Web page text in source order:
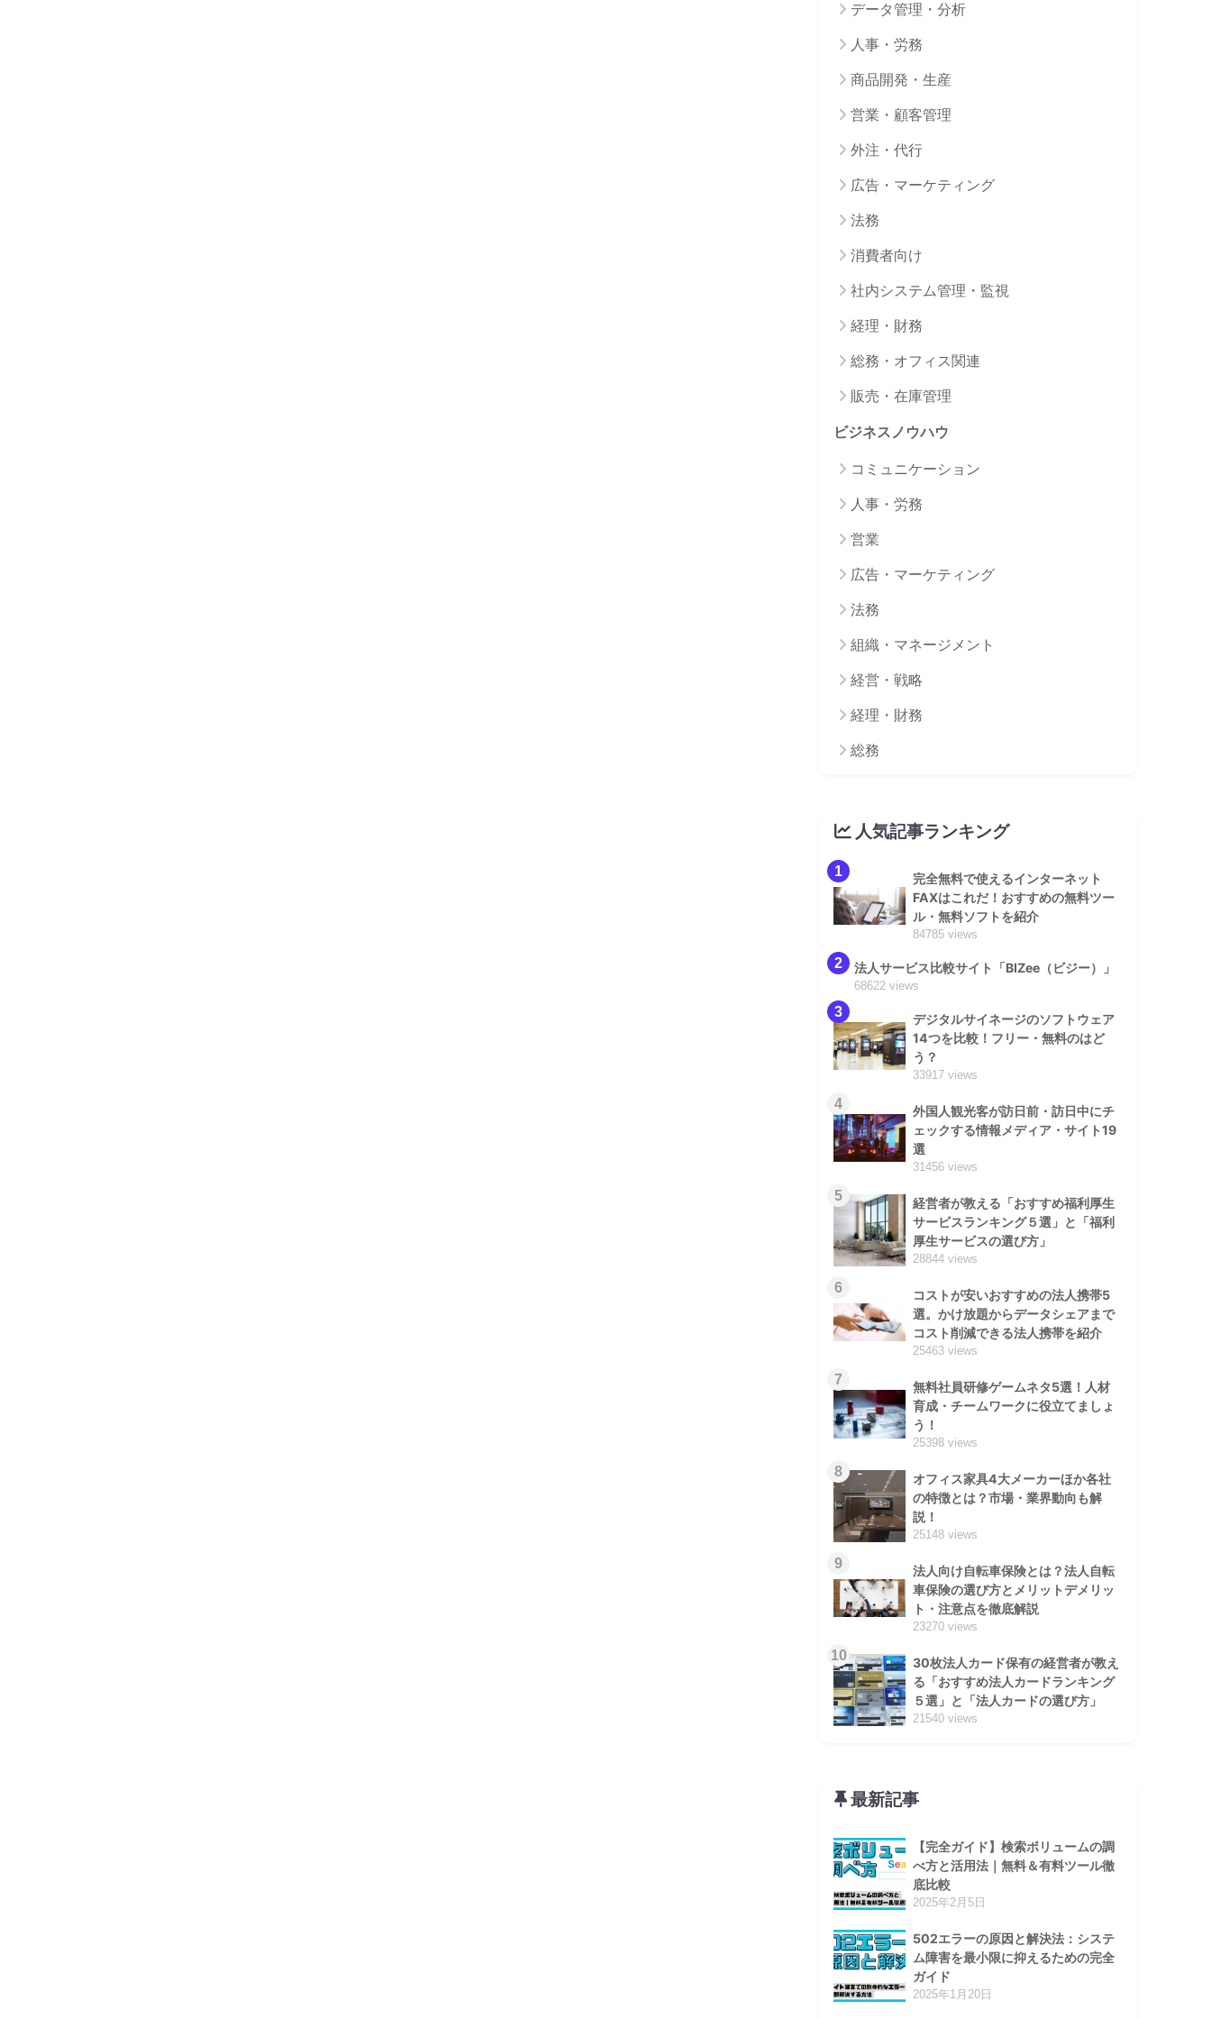
データ管理・分析
人事・労務
商品開発・生産
営業・顧客管理
外注・代行
広告・マーケティング
法務
消費者向け
社内システム管理・監視
経理・財務
総務・オフィス関連
販売・在庫管理
ビジネスノウハウ
コミュニケーション
人事・労務
営業
広告・マーケティング
法務
組織・マネージメント
経営・戦略
経理・財務
総務
人気記事ランキング
1
完全無料で使えるインターネット
FAXはこれだ！おすすめの無料ツー
ル・無料ソフトを紹介
84785 views
2 法人サービス比較サイト「BIZee（ビジー）」
68622 views
3
デジタルサイネージのソフトウェア
14つを比較！フリー・無料のはど
う？
33917 views
4
外国人観光客が訪日前・訪日中にチ
ェックする情報メディア・サイト19
選
31456 views
5
経営者が教える「おすすめ福利厚生
サービスランキング５選」と「福利
厚生サービスの選び方」
28844 views
6
コストが安いおすすめの法人携帯5
選。かけ放題からデータシェアまで
コスト削減できる法人携帯を紹介
25463 views
7
無料社員研修ゲームネタ5選！人材
育成・チームワークに役立てましょ
う！
25398 views
8
オフィス家具4大メーカーほか各社
の特徴とは？市場・業界動向も解
説！
25148 views
9
法人向け自転車保険とは？法人自転
車保険の選び方とメリットデメリッ
ト・注意点を徹底解説
23270 views
10
30枚法人カード保有の経営者が教え
る「おすすめ法人カードランキング
５選」と「法人カードの選び方」
21540 views
最新記事
【完全ガイド】検索ボリュームの調
べ方と活用法｜無料＆有料ツール徹
底比較
2025年2月5日
502エラーの原因と解決法：システ
ム障害を最小限に抑えるための完全
ガイド
2025年1月20日